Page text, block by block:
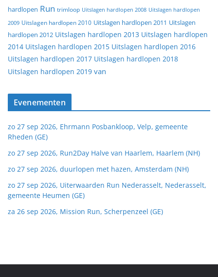
hardlopen Run trimloop Uitslagen hardlopen 2008 Uitslagen hardlopen
2009 Uitslagen hardlopen 2010 Uitslagen hardlopen 2011 Uitslagen
hardlopen 2012 Uitslagen hardlopen 2013 Uitslagen hardlopen
2014 Uitslagen hardlopen 2015 Uitslagen hardlopen 2016
Uitslagen hardlopen 2017 Uitslagen hardlopen 2018
Uitslagen hardlopen 2019 van
Evenementen
zo 27 sep 2026, Ehrmann Posbankloop, Velp, gemeente
Rheden (GE)
zo 27 sep 2026, Run2Day Halve van Haarlem, Haarlem (NH)
zo 27 sep 2026, duurlopen met hazen, Amsterdam (NH)
zo 27 sep 2026, Uiterwaarden Run Nederasselt, Nederasselt,
gemeente Heumen (GE)
za 26 sep 2026, Mission Run, Scherpenzeel (GE)